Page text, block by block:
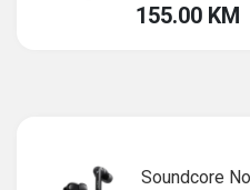
155.00 KM
Soundcore